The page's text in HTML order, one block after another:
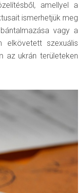
amellyel a
ismerhetjük meg
vagy a
elkövetett szexuális
az ukrán területeken